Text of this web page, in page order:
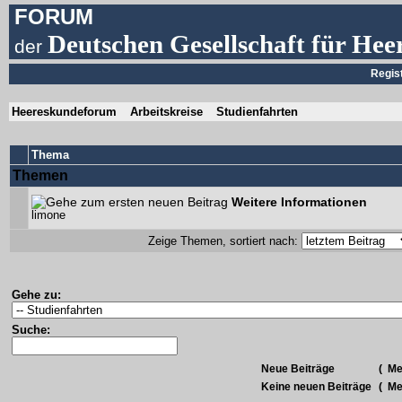
FORUM
derDeutschen Gesellschaft für
Heereskundeforum Arbeitskreise Studienfahrten
Thema
Themen
Weitere Informationen
limone
Zeige Themen, sortiert nach:
Gehe zu:
Suche:
Neue Beiträge (
Keine neuen Beiträge
(